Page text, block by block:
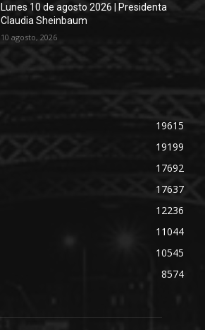
Lunes 10 de agosto 2026 | Presidenta
Claudia Sheinbaum
10 agosto, 2026
19615
19199
17692
17637
12236
11044
10545
8574